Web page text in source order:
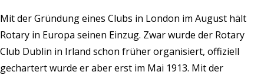
Mit der Gründung eines Clubs in London im August hält
Rotary in Europa seinen Einzug. Zwar wurde der Rotary
Club Dublin in Irland schon früher organisiert, offiziell
gechartert wurde er aber erst im Mai 1913. Mit der